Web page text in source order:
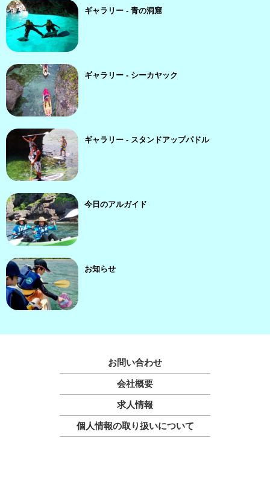
ギャラリー - 青の洞窟
ギャラリー - シーカヤック
ギャラリー - スタンドアップパドル
今日のアルガイド
お知らせ
お問い合わせ
会社概要
求人情報
個人情報の取り扱いについて